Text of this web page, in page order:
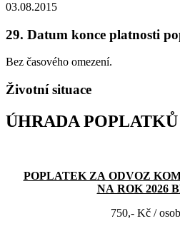
03.08.2015
29. Datum konce platnosti
Bez časového omezení.
Životní situace
ÚHRADA POPLATKŮ
POPLATEK ZA ODVOZ
NA ROK 2026
750,- Kč /